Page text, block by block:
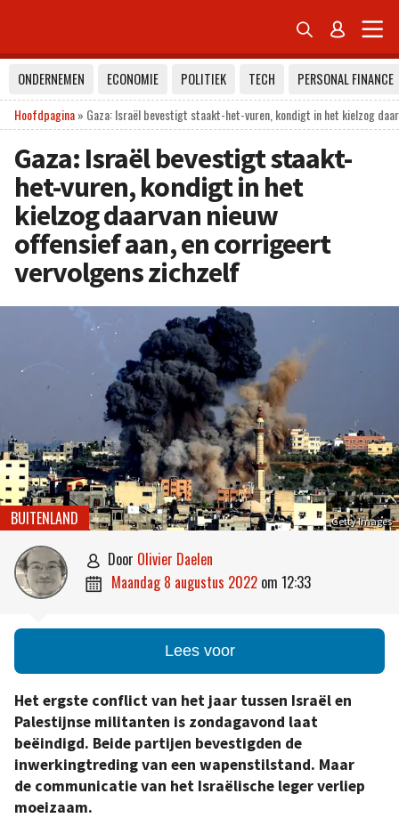
 
ONDERNEMEN ECONOMIE POLITIEK TECH
PERSONAL FINANCE
Hoofdpagina» Gaza: Israël bevestigt staakt-het-vuren, kondigt in het kielzog
Gaza: Israël bevestigt staakt-
het-vuren, kondigt in het
kielzog daarvan nieuw
offensief aan, en corrigeert
vervolgens zichzelf
Getty Images
BUITENLAND
 door Olivier Daelen
 maandag 8 augustus 2022 om 12:33
Lees voor
Het ergste conflict van het jaar tussen Israël en
Palestijnse militanten is zondagavond laat
beëindigd. Beide partijen bevestigden de
inwerkingtreding van een wapenstilstand. Maar
de communicatie van het Israëlische leger verliep
moeizaam.